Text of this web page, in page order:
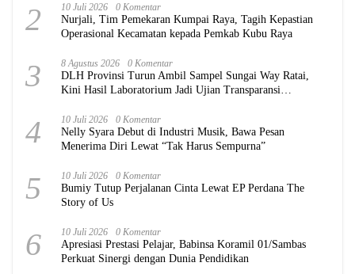
2 10 Juli 2026 0 Komentar
Nurjali, Tim Pemekaran Kumpai Raya, Tagih Kepastian
Operasional Kecamatan kepada Pemkab Kubu Raya
3 8 Agustus 2026 0 Komentar
DLH Provinsi Turun Ambil Sampel Sungai Way Ratai,
Kini Hasil Laboratorium Jadi Ujian Transparansi
4 10 Juli 2026 0 Komentar
Nelly Syara Debut di Industri Musik, Bawa Pesan
Menerima Diri Lewat “Tak Harus Sempurna”
5 10 Juli 2026 0 Komentar
Bumiy Tutup Perjalanan Cinta Lewat EP Perdana The
Story of Us
6 10 Juli 2026 0 Komentar
Apresiasi Prestasi Pelajar, Babinsa Koramil 01/Sambas
Perkuat Sinergi dengan Dunia Pendidikan